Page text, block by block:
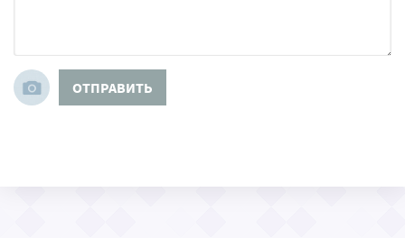
ОТПРАВИТЬ